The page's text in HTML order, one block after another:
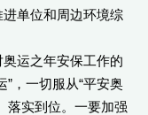
单位和周边环境综
运之年安保工作的
，一切服从“平安奥
落实到位。一要加强